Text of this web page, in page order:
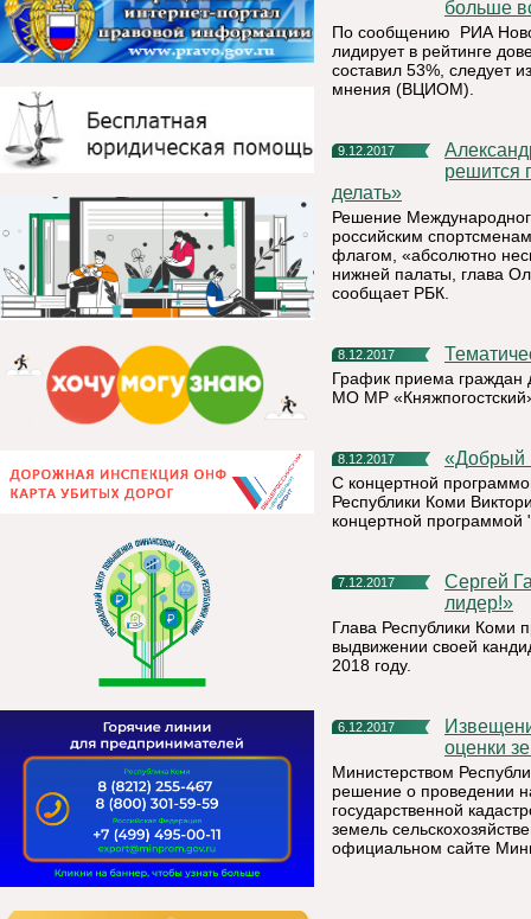
больше
По сообщению РИА
лидирует в рейтинге
составил 53%, следует
мнения (ВЦИОМ).
9.12.2017
Александр Жуков: «Нужно поддержать и тех спортсменов, кто
решится
делать»
Решение
российским
флагом, «абсолютно
нижней палаты, глава
сообщает РБК.
8.12.2017
График приема
МО МР
8.12.2017
С концертной
Республики Коми
концертной программой
7.12.2017
Сергей Гапликов: «Владимир Путин – наш национальный
лидер!»
Глава Республики Коми
выдвижении своей
2018 году.
6.12.2017
Извещение о проведении государственной кадастровой
оценки
Министерством
решение о проведении
государственной
земель
официальном сайте